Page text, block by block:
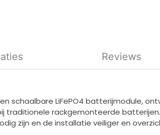
Reviews
en schaalbare LiFePO4
traditionele rackgemonteerde
zijn en de installatie veiliger en